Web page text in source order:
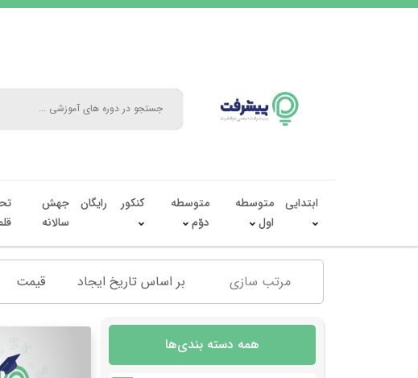
ابتدایی
متوسطه
اول
متوسطه
دوّم
کنکور رایگان
جهش
سالانه
مرتب سازی بر اساس تاریخ ایجاد قیمت
همه دسته بندی‌ها